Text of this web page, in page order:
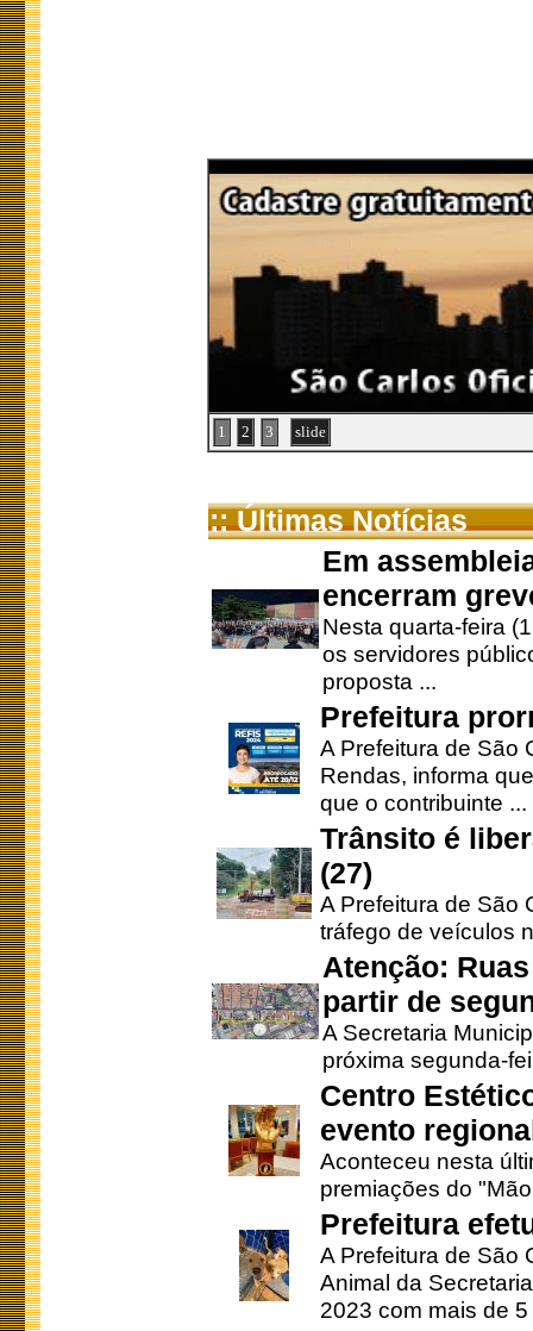
1 2 3 slide
:: Últimas Notícias
Em
encerram
Nesta quarta-feira
os servidores
proposta ...
Prefeitura
A Prefeitura de São
Rendas, informa
que o contribuinte ...
Trânsito é
(27)
A Prefeitura de São
tráfego de veículos
Atenção:
partir de
A Secretaria
próxima segunda-
Centro
evento
Aconteceu nesta
premiações do
Prefeitura
A Prefeitura de São
Animal da
2023 com mais de 5